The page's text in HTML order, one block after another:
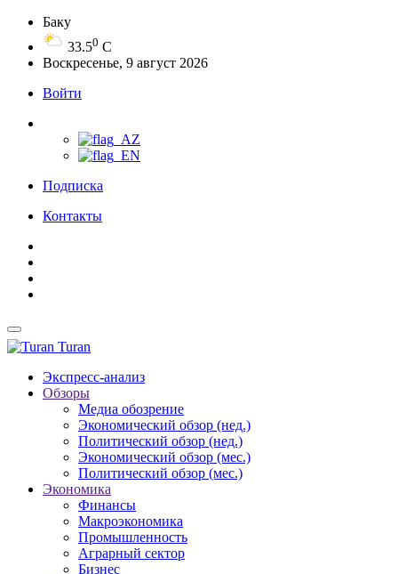
Баку
33.50 C
Воскресенье, 9 август 2026
Войти
Подписка
Контакты
Turan
Экспресс-анализ
Обзоры
Медиа обозрение
Экономический обзор (нед.)
Политический обзор (нед.)
Экономический обзор (мес.)
Политический обзор (мес.)
Экономика
Финансы
Макроэкономика
Промышленность
Аграрный сектор
Бизнес